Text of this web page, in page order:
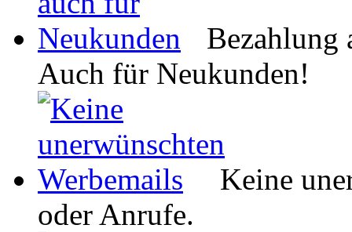
Bezahlung
Auch für Neukunden!
Keine
oder Anrufe.